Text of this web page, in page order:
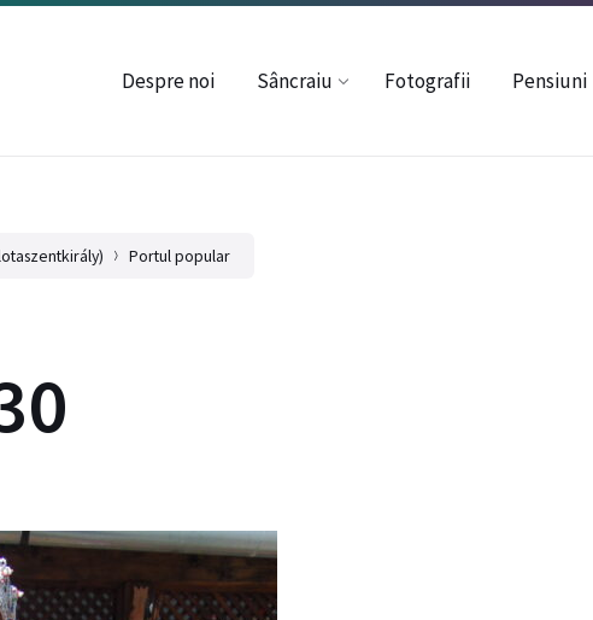
Despre noi Sâncraiu Fotografii Pensiuni
Portul popular